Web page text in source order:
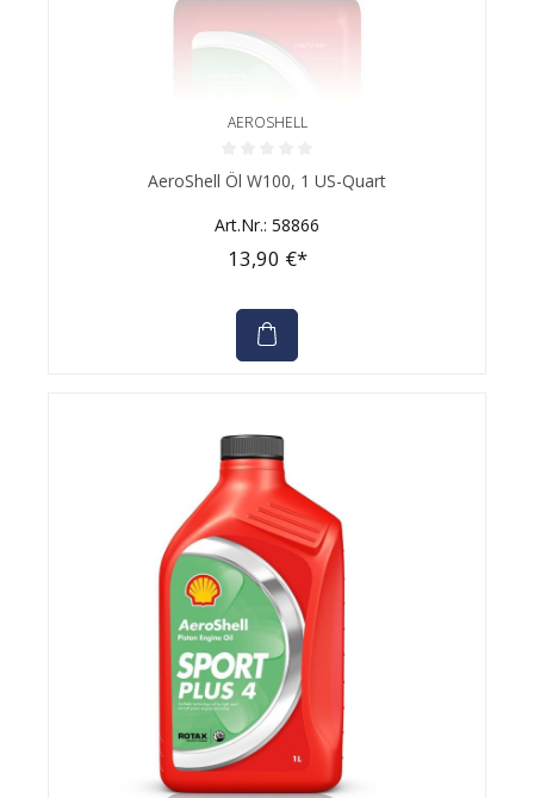
AEROSHELL
Durchschnittliche Bewertung von 0 von 5 Sternen
AeroShell Öl W100, 1 US-Quart
Art.Nr.: 58866
13,90 €*